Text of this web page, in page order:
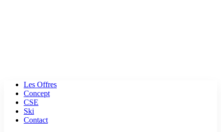
Les Offres
Concept
CSE
Ski
Contact